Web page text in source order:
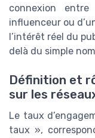
connexion entre
influenceur ou
l’intérêt réel du
delà du simple
Définition et
sur les
Le taux
taux »,